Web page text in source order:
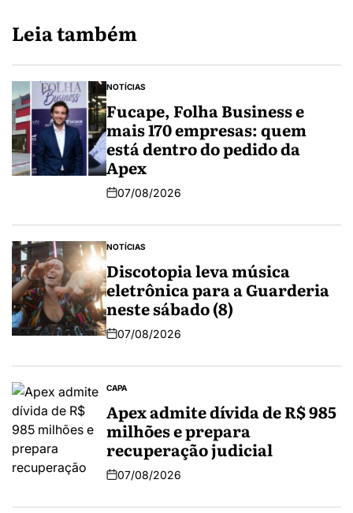
Leia também
NOTÍCIAS
Fucape, Folha Business e
mais 170 empresas: quem
está dentro do pedido da
Apex
07/08/2026
NOTÍCIAS
Discotopia leva música
eletrônica para a Guarderia
neste sábado (8)
07/08/2026
CAPA
Apex admite dívida de R$ 985
milhões e prepara
recuperação judicial
07/08/2026